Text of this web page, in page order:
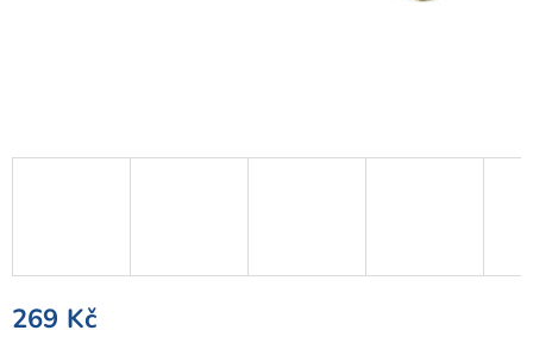
269 Kč